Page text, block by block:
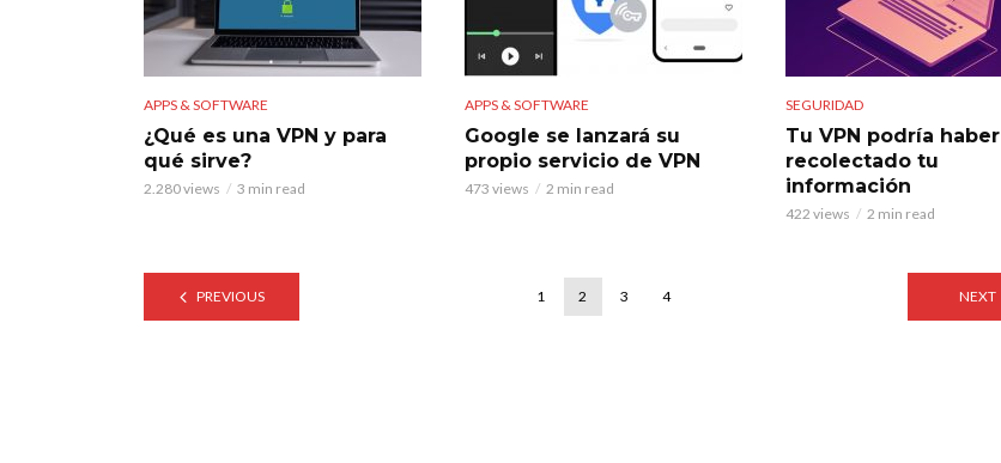
APPS & SOFTWARE
¿Qué es una VPN y para
qué sirve?
2.280 views 3 min read
APPS & SOFTWARE
Google se lanzará su
propio servicio de VPN
473 views 2 min read
SEGURIDAD
Tu VPN podría haber
recolectado tu
información
422 views 2 min read
PREVIOUS 1 2 3 4 NEXT